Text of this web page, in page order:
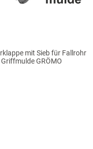
mit Sieb für Fallrohr
GRÖMO